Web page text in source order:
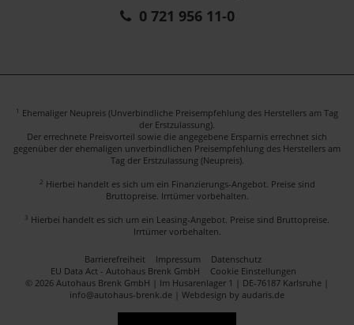
0 721 956 11-0
1 Ehemaliger Neupreis (Unverbindliche Preisempfehlung des Herstellers am Tag
der Erstzulassung).
Der errechnete Preisvorteil sowie die angegebene Ersparnis errechnet sich
gegenüber der ehemaligen unverbindlichen Preisempfehlung des Herstellers am
Tag der Erstzulassung (Neupreis).
2 Hierbei handelt es sich um ein Finanzierungs-Angebot. Preise sind
Bruttopreise. Irrtümer vorbehalten.
3 Hierbei handelt es sich um ein Leasing-Angebot. Preise sind Bruttopreise.
Irrtümer vorbehalten.
Barrierefreiheit Impressum
Datenschutz
EU Data Act - Autohaus Brenk GmbH
Cookie Einstellungen
© 2026 Autohaus Brenk GmbH | Im Husarenlager 1 | DE-76187 Karlsruhe |
info@autohaus-brenk.de | Webdesign by audaris.de